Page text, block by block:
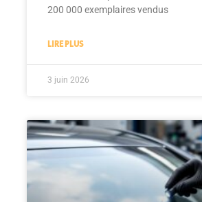
200 000 exemplaires vendus
LIRE PLUS
3 juin 2026